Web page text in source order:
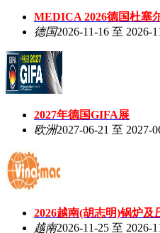
MEDICA 2026德国杜塞
德国2026-11-16 至 2026-
2027年德国GIFA展
欧洲2027-06-21 至 2027-
2026越南(胡志明)锅炉及
越南2026-11-25 至 2026-